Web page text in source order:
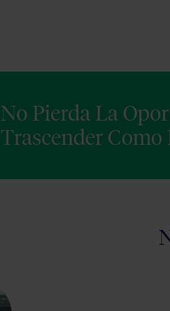
No Pierda La
Trascender Como